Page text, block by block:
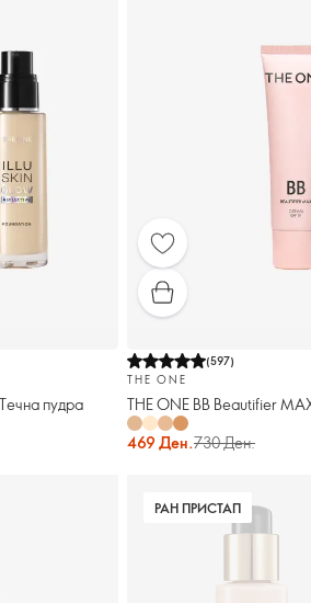
пудра
(597)
THE ONE
THE ONE BB Beautifier
469 Ден.730 Ден.
РАН ПРИСТАП